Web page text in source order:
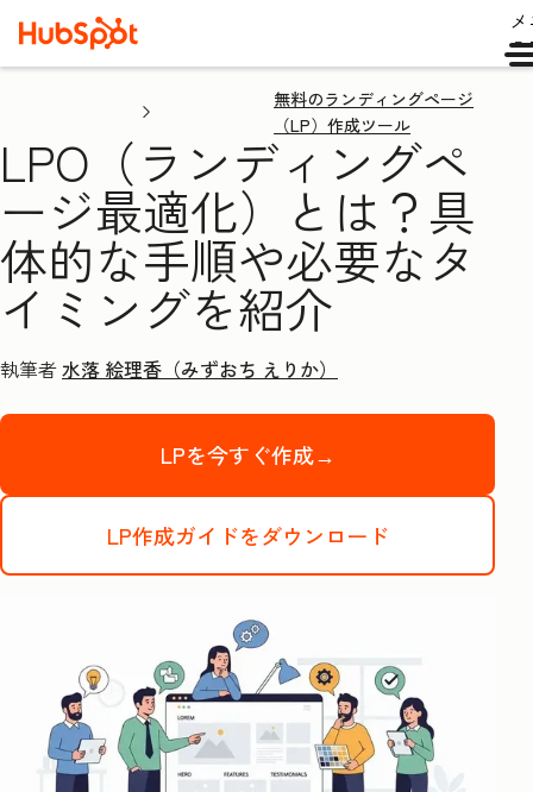
無料のランディングページ
（LP）作成ツール
LPO（ランディングペ
ージ最適化）とは？具
体的な手順や必要なタ
イミングを紹介
執筆者水落 絵理香（みずおち えりか）
LPを今すぐ作成→
LP作成ガイドをダウンロード